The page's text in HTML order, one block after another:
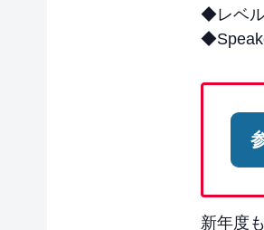
◆レベ
新年度